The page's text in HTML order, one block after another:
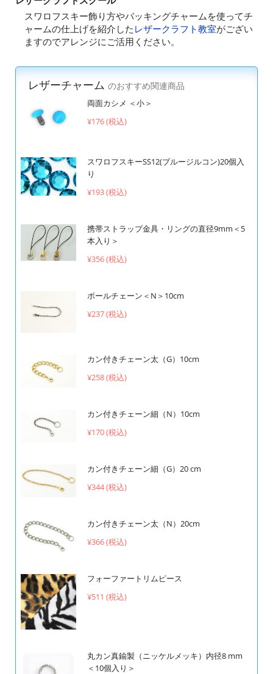
スワロフスキー飾り方やバッキングチャームを使ってチ
ャームの仕上げを紹介した レザークラフト教室がござい
ますのでアレンジにご活用ください。
レザーチャーム のおすすめ関連商品
両面カシメ ＜小＞
¥176 (税込)
スワロフスキーSS12(ブルージルコン)20個入
り
¥193 (税込)
携帯ストラップ金具・リングの直径9mm＜5
本入り＞
¥356 (税込)
ボールチェーン＜N＞10cm
¥237 (税込)
カン付きチェーン太（G）10cm
¥258 (税込)
カン付きチェーン細（N）10cm
¥170 (税込)
カン付きチェーン細（G）20 cm
¥344 (税込)
カン付きチェーン太（N）20cm
¥366 (税込)
フォーファートリムピース
¥511 (税込)
丸カン真鍮製（ニッケルメッキ）内径8 mm
＜10個入り＞